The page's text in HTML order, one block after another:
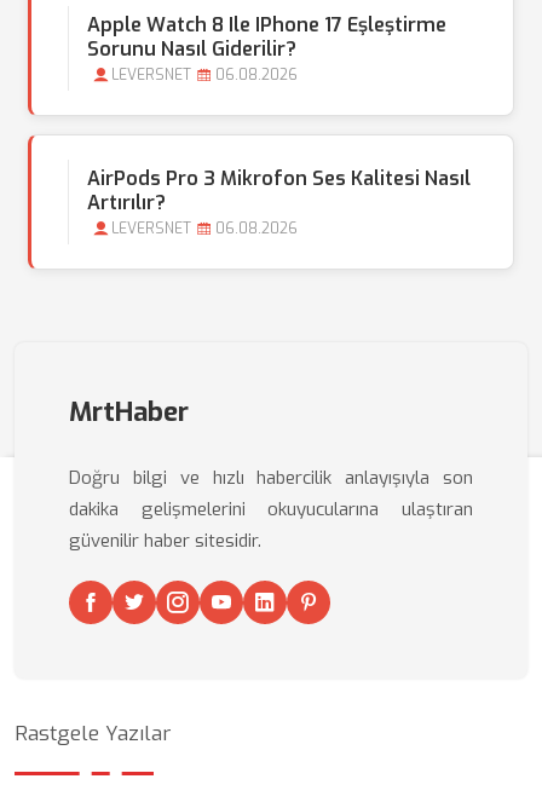
Apple Watch 8 Ile IPhone 17 Eşleştirme
Sorunu Nasıl Giderilir?
LEVERSNET 06.08.2026
AirPods Pro 3 Mikrofon Ses Kalitesi Nasıl
Artırılır?
LEVERSNET 06.08.2026
MrtHaber
Doğru bilgi ve hızlı habercilik anlayışıyla son
dakika gelişmelerini okuyucularına ulaştıran
güvenilir haber sitesidir.
Rastgele Yazılar